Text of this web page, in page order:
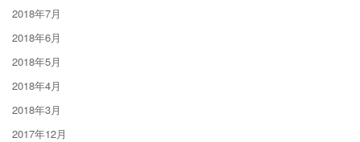
2018年7月
2018年6月
2018年5月
2018年4月
2018年3月
2017年12月